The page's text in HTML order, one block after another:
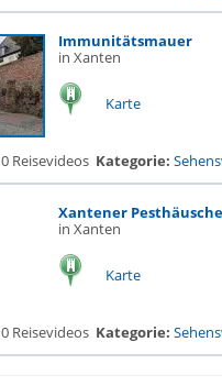
Immunitätsmauer
in Xanten
Karte
0 Reisevideos Kategorie:
Xantener
in Xanten
Karte
0 Reisevideos Kategorie: